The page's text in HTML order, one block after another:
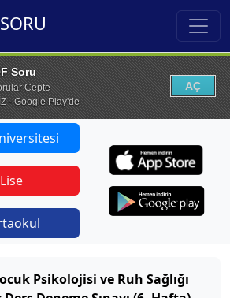
Soru
Cepte
- Google Play'de
AÇ
Psikolojisi ve Ruh Sağlığı